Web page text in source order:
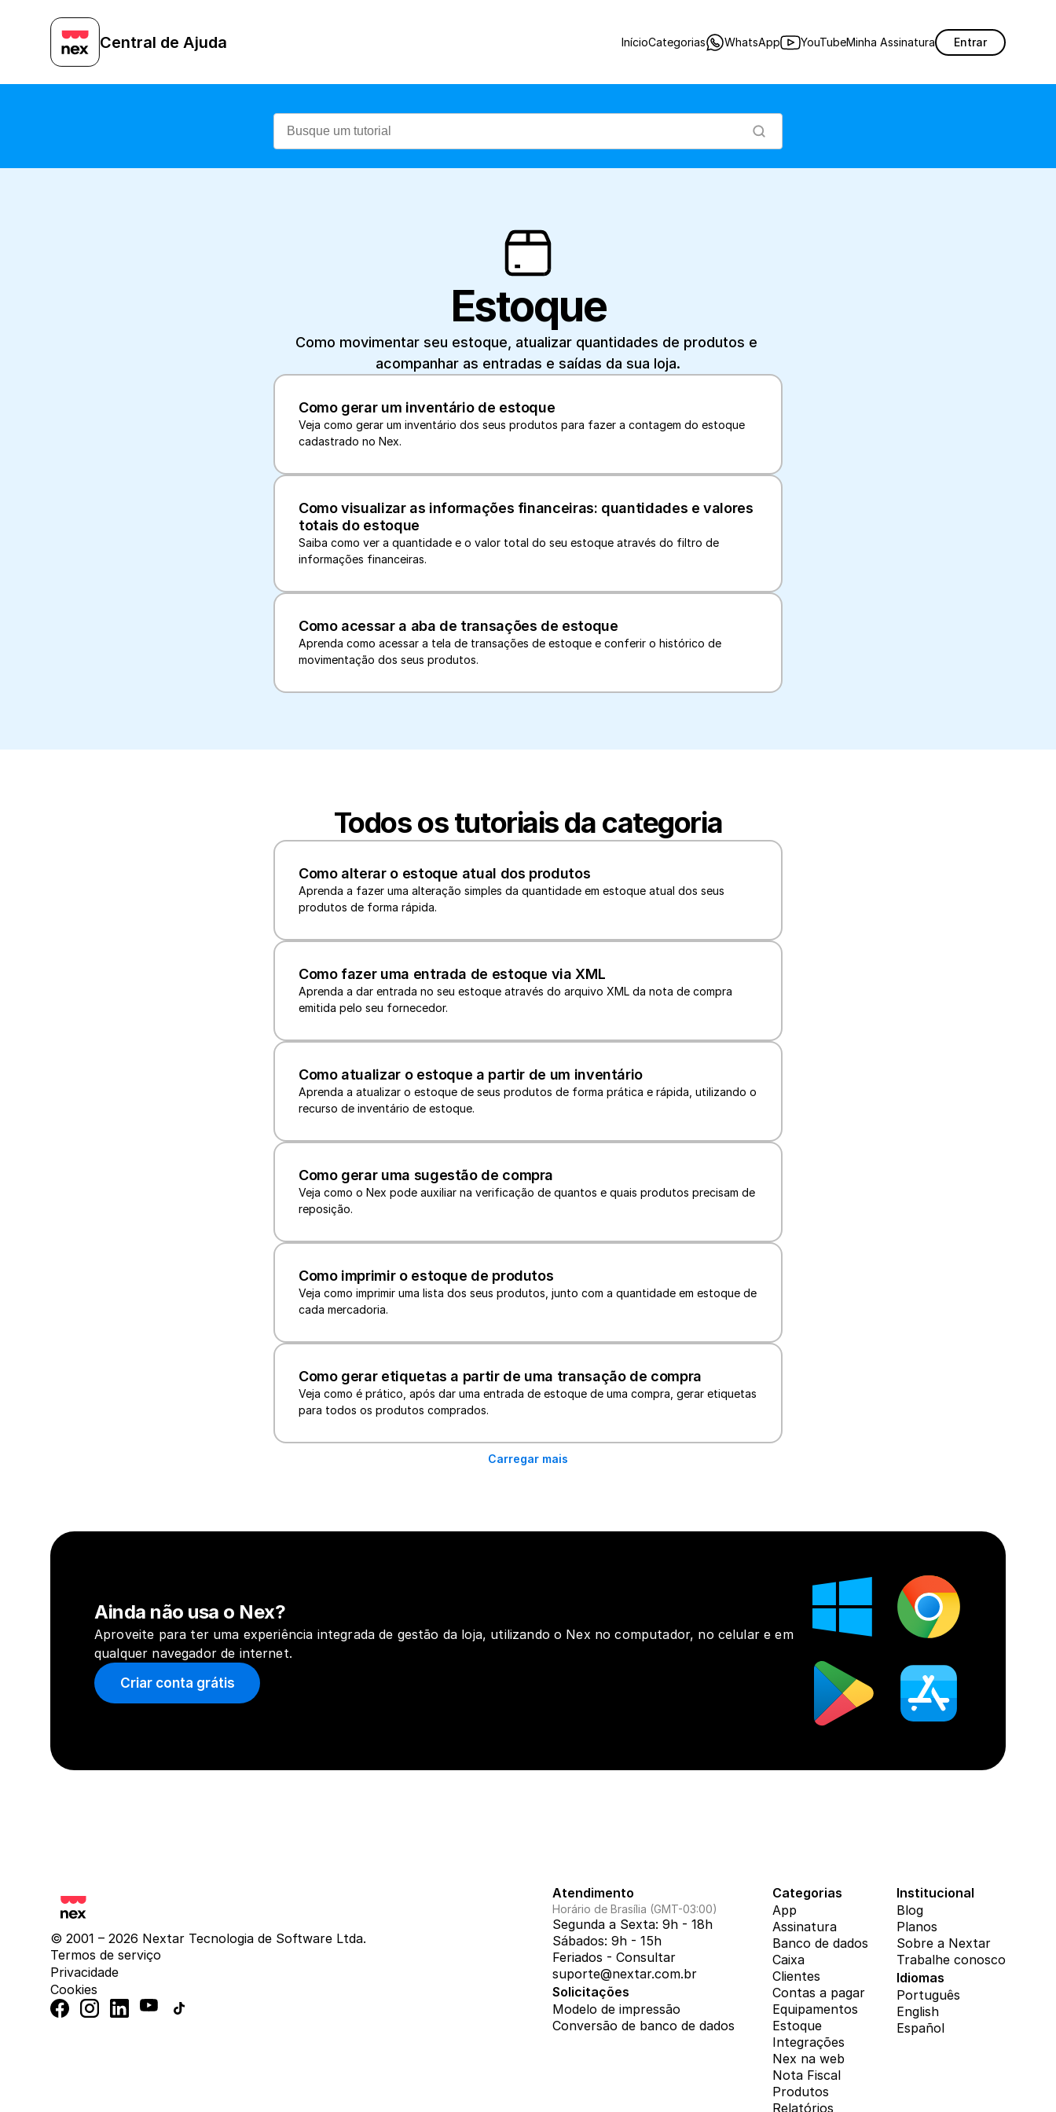
Central de Ajuda InícioCategorias WhatsApp YouTubeMinha Assinatura Entrar
Estoque
Como movimentar seu estoque, atualizar quantidades de produtos e
acompanhar as entradas e saídas da sua loja.
Como gerar um inventário de estoque
Veja como gerar um inventário dos seus produtos para fazer a contagem do estoque
cadastrado no Nex.
Como visualizar as informações financeiras: quantidades e valores
totais do estoque
Saiba como ver a quantidade e o valor total do seu estoque através do filtro de
informações financeiras.
Como acessar a aba de transações de estoque
Aprenda como acessar a tela de transações de estoque e conferir o histórico de
movimentação dos seus produtos.
Todos os tutoriais da categoria
Como alterar o estoque atual dos produtos
Aprenda a fazer uma alteração simples da quantidade em estoque atual dos seus
produtos de forma rápida.
Como fazer uma entrada de estoque via XML
Aprenda a dar entrada no seu estoque através do arquivo XML da nota de compra
emitida pelo seu fornecedor.
Como atualizar o estoque a partir de um inventário
Aprenda a atualizar o estoque de seus produtos de forma prática e rápida, utilizando o
recurso de inventário de estoque.
Como gerar uma sugestão de compra
Veja como o Nex pode auxiliar na verificação de quantos e quais produtos precisam de
reposição.
Como imprimir o estoque de produtos
Veja como imprimir uma lista dos seus produtos, junto com a quantidade em estoque de
cada mercadoria.
Como gerar etiquetas a partir de uma transação de compra
Veja como é prático, após dar uma entrada de estoque de uma compra, gerar etiquetas
para todos os produtos comprados.
Carregar mais
Ainda não usa o Nex?
Aproveite para ter uma experiência integrada de gestão da loja, utilizando o Nex no computador, no celular e em
qualquer navegador de internet.
Criar conta grátis
© 2001 – 2026 Nextar Tecnologia de Software Ltda.
Termos de serviço
Privacidade
Cookies
Atendimento
Horário de Brasília (GMT-03:00)
Segunda a Sexta: 9h - 18h
Sábados: 9h - 15h
Feriados - Consultar
suporte@nextar.com.br
Solicitações
Modelo de impressão
Conversão de banco de dados
Categorias
App
Assinatura
Banco de dados
Caixa
Clientes
Contas a pagar
Equipamentos
Estoque
Integrações
Nex na web
Nota Fiscal
Produtos
Relatórios
Institucional
Blog
Planos
Sobre a Nextar
Trabalhe conosco
Idiomas
Português
English
Español